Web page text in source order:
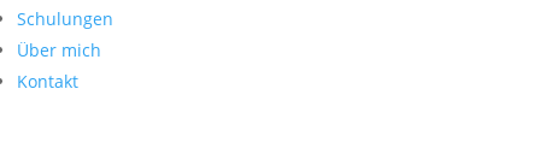
Schulungen
Über mich
Kontakt
Kontakt
Impressum
Datenschutz